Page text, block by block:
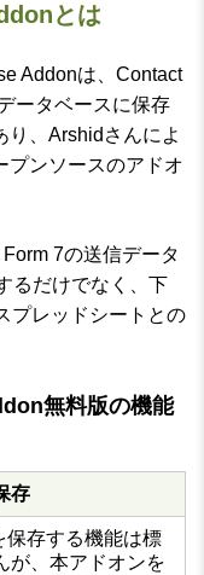
とは
Addonは、Contact
ータベースに保存
り、Arshidさんによ
プンソースのアドオ
7の送信データ
るだけでなく、下
プレッドシートとの
無料版の機能
存
保存する機能は標
が、本アドオンを